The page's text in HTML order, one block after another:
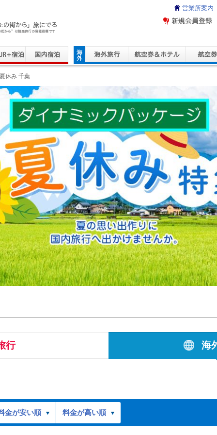
Travel Service
営業所案内
夏休み 千葉
行 海
金が安い順 料金が高い順